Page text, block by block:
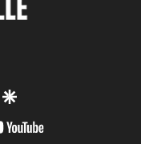
twittergoogle
youtube-